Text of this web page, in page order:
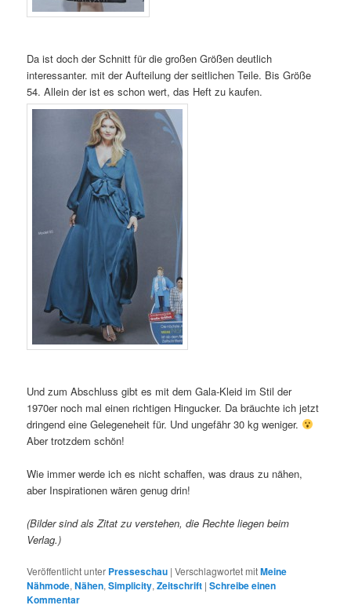
Da ist doch der Schnitt für die großen Größen deutlich
interessanter. mit der Aufteilung der seitlichen Teile. Bis Größe
54. Allein der ist es schon wert, das Heft zu kaufen.
Und zum Abschluss gibt es mit dem Gala-Kleid im Stil der
1970er noch mal einen richtigen Hingucker. Da bräuchte ich jetzt
dringend eine Gelegeneheit für. Und ungefähr 30 kg weniger.
Aber trotzdem schön!
Wie immer werde ich es nicht schaffen, was draus zu nähen,
aber Inspirationen wären genug drin!
(Bilder sind als Zitat zu verstehen, die Rechte liegen beim
Verlag.)
Veröffentlicht unter Presseschau |Verschlagwortet mitMeine
Nähmode,Nähen,Simplicity,Zeitschrift |Schreibe einen
Kommentar